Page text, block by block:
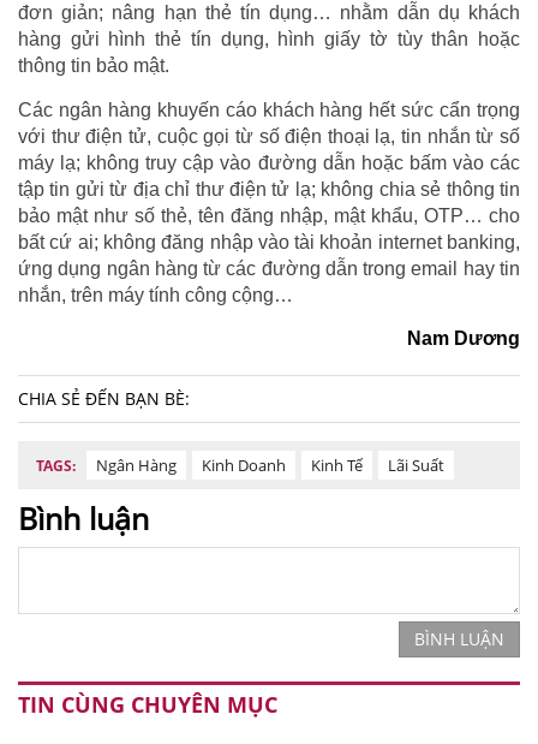
đơn giản; nâng hạn thẻ tín dụng… nhằm dẫn dụ khách
hàng gửi hình thẻ tín dụng, hình giấy tờ tùy thân hoặc
thông tin bảo mật.
Các ngân hàng khuyến cáo khách hàng hết sức cẩn trọng
với thư điện tử, cuộc gọi từ số điện thoại lạ, tin nhắn từ số
máy lạ; không truy cập vào đường dẫn hoặc bấm vào các
tập tin gửi từ địa chỉ thư điện tử lạ; không chia sẻ thông tin
bảo mật như số thẻ, tên đăng nhập, mật khẩu, OTP… cho
bất cứ ai; không đăng nhập vào tài khoản internet banking,
ứng dụng ngân hàng từ các đường dẫn trong email hay tin
nhắn, trên máy tính công cộng…
Nam Dương
CHIA SẺ ĐẾN BẠN BÈ:
TAGS: Ngân Hàng Kinh Doanh Kinh Tế Lãi Suất
Bình luận
BÌNH LUẬN
TIN CÙNG CHUYÊN MỤC